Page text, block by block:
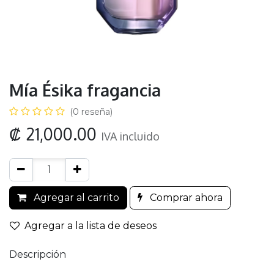
Mía Ésika fragancia
(0 reseña)
₡ 21,000.00 IVA incluido
Agregar al carrito Comprar ahora
Agregar a la lista de deseos
Descripción